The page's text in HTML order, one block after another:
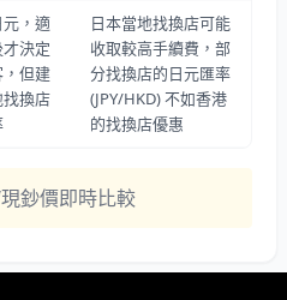
，適
決定
但建
換店
日本當地找換店可能
收取較高手續費，部
分找換店的日元匯率
(JPY/HKD) 不如香港
的找換店優惠
鈔價即時比較